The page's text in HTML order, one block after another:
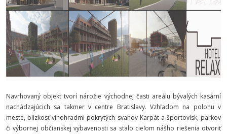
Navrhovaný objekt tvorí nárožie východnej časti areálu bývalých kasární
nachádzajúcich sa takmer v centre Bratislavy. Vzhľadom na polohu v
meste, blízkosť vinohradmi pokrytých svahov Karpát a športovísk, parkov
či výbornej občianskej vybavenosti sa stalo cieľom nášho riešenia otvoriť